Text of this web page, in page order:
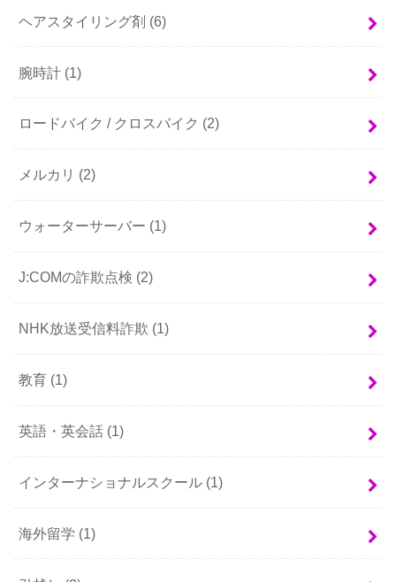
ヘアスタイリング剤 (6)
腕時計 (1)
ロードバイク / クロスバイク (2)
メルカリ (2)
ウォーターサーバー (1)
J:COMの詐欺点検 (2)
NHK放送受信料詐欺 (1)
教育 (1)
英語・英会話 (1)
インターナショナルスクール (1)
海外留学 (1)